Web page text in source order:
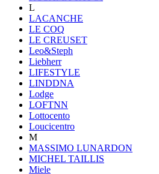
L
LACANCHE
LE COQ
LE CREUSET
Leo&Steph
Liebherr
LIFESTYLE
LINDDNA
Lodge
LOFTNN
Lottocento
Loucicentro
M
MASSIMO LUNARDON
MICHEL TAILLIS
Miele